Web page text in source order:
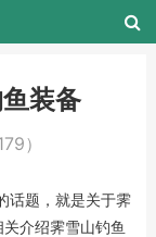
装备
）
话题，就是关于霁
介绍霁雪山钓鱼